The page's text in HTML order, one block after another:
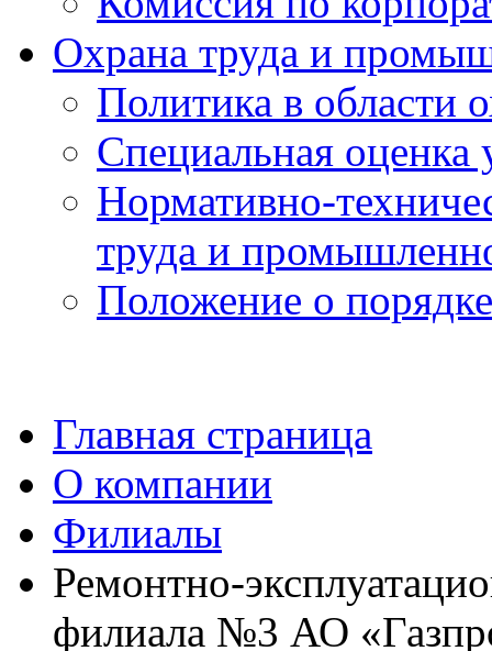
Охрана труда и
Политика в области
Специальная оценка
Нормативно-
труда и
Положение о
Главная страница
О компании
Филиалы
Ремонтно-
филиала №3 АО